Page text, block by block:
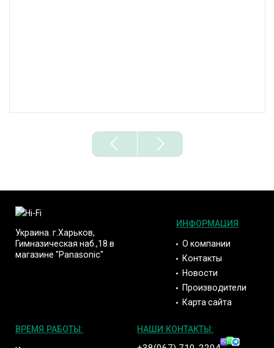
Украина. г.Харьков,
Гимназическая наб.,18 в
магазине "Panasonic"
ИНФОРМАЦИЯ
О компании
Контакты
Новости
Производители
Карта сайта
ВРЕМЯ РАБОТЫ: НАШИ КОНТАКТЫ: